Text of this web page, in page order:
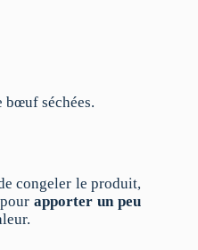
bœuf séchées.
congeler le produit,
pourapporter un peu